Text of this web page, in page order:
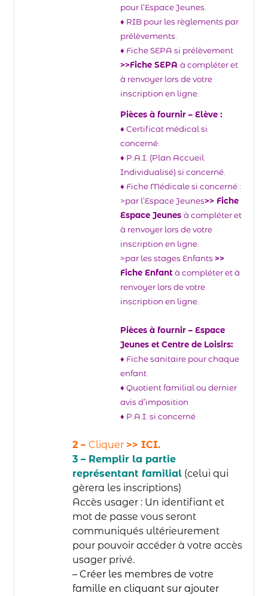
pour l’Espace Jeunes.
♦ RIB pour les règlements par
prélèvements.
♦ Fiche SEPA si prélèvement
>>Fiche SEPA à compléter et
à renvoyer lors de votre
inscription en ligne.
Pièces à fournir – Elève :
♦ Certificat médical si
concerné.
♦ P.A.I. (Plan Accueil
Individualisé) si concerné.
♦ Fiche Médicale si concerné :
>par l’Espace Jeunes>> Fiche
Espace Jeunes à compléter et
à renvoyer lors de votre
inscription en ligne.
>par les stages Enfants >>
Fiche Enfant à compléter et à
renvoyer lors de votre
inscription en ligne.
Pièces à fournir – Espace
Jeunes et Centre de Loisirs:
♦ Fiche sanitaire pour chaque
enfant
♦ Quotient familial ou dernier
avis d’imposition
♦ P.A.I. si concerné
2 – Cliquer >> ICI.
3 – Remplir la partie
représentant familial(celui qui
gèrera les inscriptions)
Accès usager :Un identifiant et
mot de passe vous seront
communiqués ultérieurement
pour pouvoir accéder à votre accès
usager privé.
– Créer les membres de votre
famille en cliquant sur ajouter